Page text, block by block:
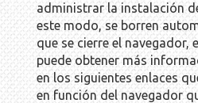
administrar la instalación
este modo, se borren
que se cierre el
puede obtener más
en los siguientes enlaces
en función del navegador